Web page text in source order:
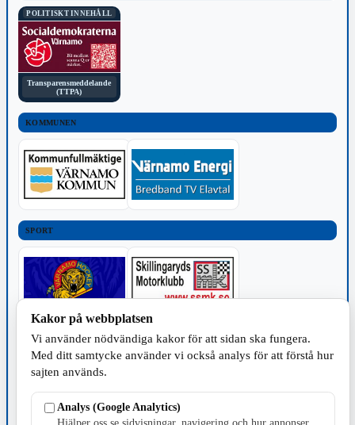
POLITISKT INNEHÅLL
Transparensmeddelande
(TTPA)
KOMMUNEN
SPORT
TILLVERKNING
Kakor på webbplatsen
Vi använder nödvändiga kakor för att sidan ska fungera.
Med ditt samtycke använder vi också analys för att förstå hur
sajten används.
Analys (Google Analytics)